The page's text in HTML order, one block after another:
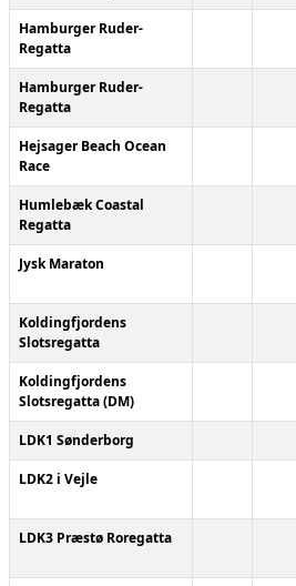
Hamburger Ruder-
Regatta
Hamburger Ruder-
Regatta
Hejsager Beach Ocean
Race
Humlebæk Coastal
Regatta
Jysk Maraton
Koldingfjordens
Slotsregatta
Koldingfjordens
Slotsregatta (DM)
LDK1 Sønderborg
LDK2 i Vejle
LDK3 Præstø Roregatta